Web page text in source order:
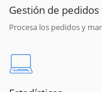
Gestión de pedidos
Procesa los pedidos y